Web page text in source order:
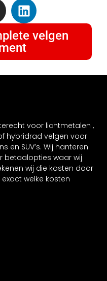
velgen
voor lichtmetalen ,
hybridrad velgen voor
en SUV’s. Wij hanteren
betaalopties waar wij
wij die kosten door
welke kosten